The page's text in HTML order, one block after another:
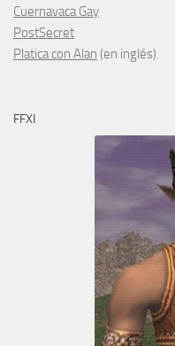
Cuernavaca Gay
PostSecret
Platica con Alan (en inglés).
FFXI